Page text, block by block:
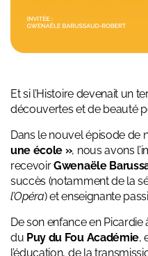
Et si l’Histoire devenait un
découvertes et de beauté
Dans le nouvel épisode de
une école », nous avons
recevoirGwenaële
succès (notamment de la
l’Opéra) et enseignante
De son enfance en
du Puy du Fou Académie,
l’éducation, de la